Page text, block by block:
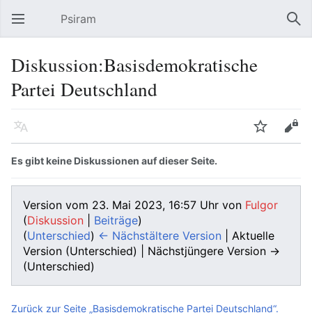
Hauptmenü öffnen Psiram
Diskussion:Basisdemokratische
Partei Deutschland
Sprache Beobachten Bearbeiten
Es gibt keine Diskussionen auf dieser Seite.
Version vom 23. Mai 2023, 16:57 Uhr von Fulgor
(Diskussion Beiträge)
(Unterschied) ← Nächstältere Version | Aktuelle
Version (Unterschied) | Nächstjüngere Version →
(Unterschied)
Zurück zur Seite „Basisdemokratische Partei Deutschland“.